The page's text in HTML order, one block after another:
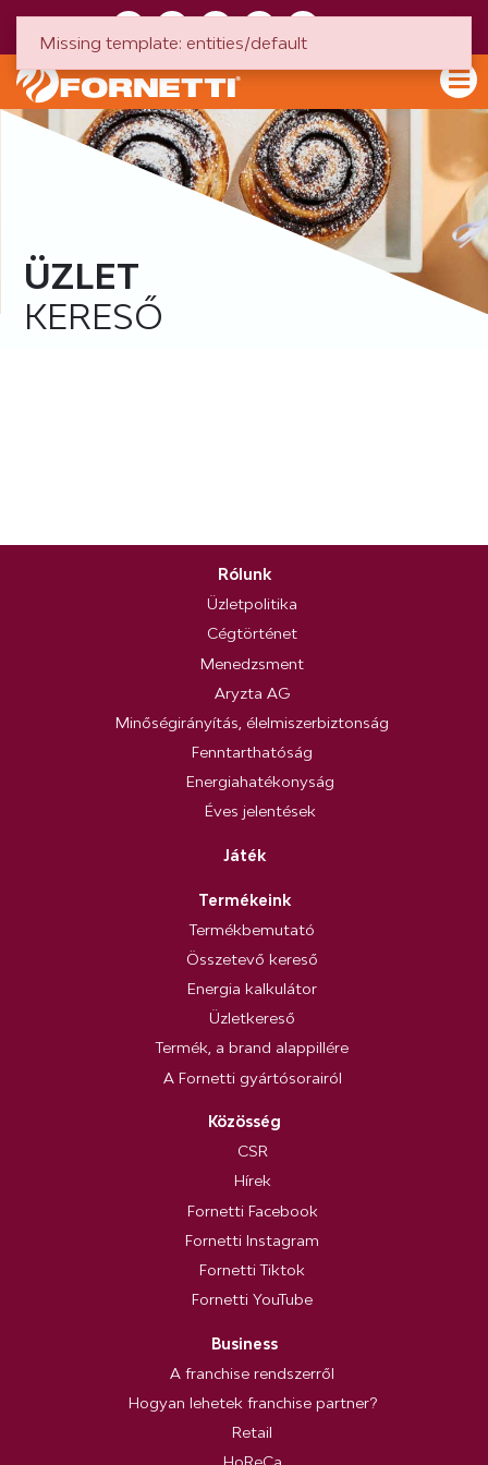
ÜZLET
KERESŐ
Rólunk
Üzletpolitika
Cégtörténet
Menedzsment
Aryzta AG
Minőségirányítás, élelmiszerbiztonság
Fenntarthatóság
Energiahatékonyság
Éves jelentések
Játék
Termékeink
Termékbemutató
Összetevő kereső
Energia kalkulátor
Üzletkereső
Termék, a brand alappillére
A Fornetti gyártósorairól
Közösség
CSR
Hírek
Fornetti Facebook
Fornetti Instagram
Fornetti Tiktok
Fornetti YouTube
Business
A franchise rendszerről
Hogyan lehetek franchise partner?
Retail
Missing template: entities/default